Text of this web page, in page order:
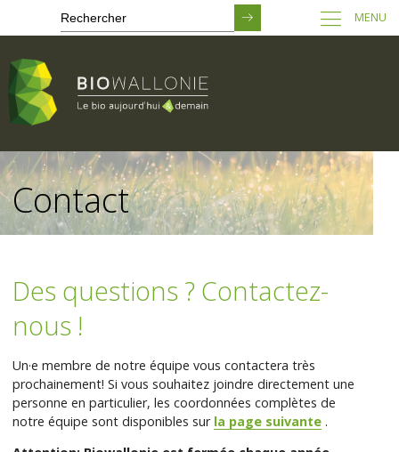
Passer
au
contenu
principal
MENU
Contact
Des questions ? Contactez-
nous !
Un·e membre de notre équipe vous contactera très
prochainement! Si vous souhaitez joindre directement une
personne en particulier, les coordonnées complètes de
notre équipe sont disponibles sur la page suivante .